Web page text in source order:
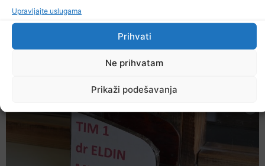
Upravljajte uslugama
Prihvati
Ne prihvatam
Prikaži podešavanja
Večer jazza drugačijeg zvuka
7. Augusta 2026.